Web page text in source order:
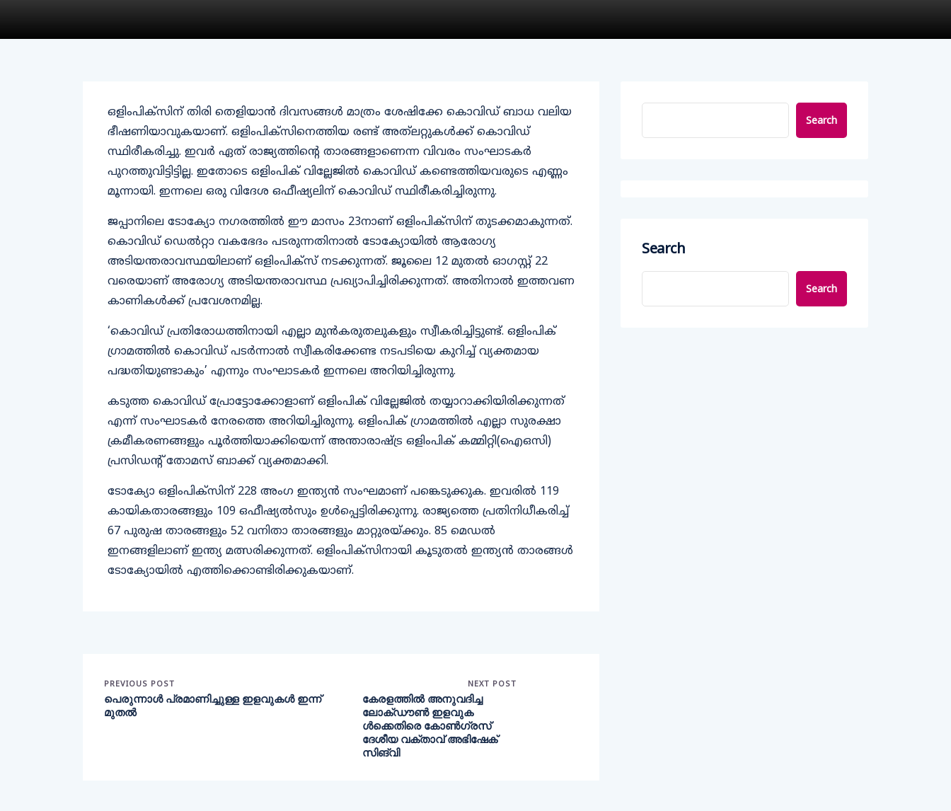
ഒളിംപിക്‌സിന് തിരി തെളിയാന്‍ ദിവസങ്ങള്‍ മാത്രം ശേഷിക്കേ കൊവിഡ് ബാധ വലിയ
ഭീഷണിയാവുകയാണ്. ഒളിംപിക്‌സിനെത്തിയ രണ്ട് അത്‌ലറ്റുകള്‍ക്ക് കൊവിഡ്
സ്ഥിരീകരിച്ചു. ഇവര്‍ ഏത് രാജ്യത്തിന്‍റെ താരങ്ങളാണെന്ന വിവരം സംഘാടകര്‍
പുറത്തുവിട്ടിട്ടില്ല. ഇതോടെ ഒളിംപിക്‌ വില്ലേജില്‍ കൊവിഡ് കണ്ടെത്തിയവരുടെ എണ്ണം
മൂന്നായി. ഇന്നലെ ഒരു വിദേശ ഒഫീഷ്യലിന് കൊവിഡ് സ്ഥിരീകരിച്ചിരുന്നു.
ജപ്പാനിലെ ടോക്യോ നഗരത്തില്‍ ഈ മാസം 23നാണ് ഒളിംപിക്‌സിന് തുടക്കമാകുന്നത്.
കൊവിഡ് ഡെല്‍റ്റാ വകഭേദം പടരുന്നതിനാല്‍ ടോക്യോയില്‍ ആരോഗ്യ
അടിയന്തരാവസ്ഥയിലാണ് ഒളിംപിക്‌സ് നടക്കുന്നത്. ജൂലൈ 12 മുതല്‍ ഓഗസ്റ്റ് 22
വരെയാണ് അരോഗ്യ അടിയന്തരാവസ്ഥ പ്രഖ്യാപിച്ചിരിക്കുന്നത്. അതിനാല്‍ ഇത്തവണ
കാണികള്‍ക്ക് പ്രവേശനമില്ല.
‘കൊവിഡ് പ്രതിരോധത്തിനായി എല്ലാ മുന്‍കരുതലുകളും സ്വീകരിച്ചിട്ടുണ്ട്. ഒളിംപിക്
ഗ്രാമത്തില്‍ കൊവിഡ് പടര്‍ന്നാല്‍ സ്വീകരിക്കേണ്ട നടപടിയെ കുറിച്ച് വ്യക്തമായ
പദ്ധതിയുണ്ടാകും’ എന്നും സംഘാടകര്‍ ഇന്നലെ അറിയിച്ചിരുന്നു.
കടുത്ത കൊവിഡ് പ്രോട്ടോക്കോളാണ് ഒളിംപിക് വില്ലേജില്‍ തയ്യാറാക്കിയിരിക്കുന്നത്
എന്ന് സംഘാടകര്‍ നേരത്തെ അറിയിച്ചിരുന്നു. ഒളിംപിക് ഗ്രാമത്തിൽ എല്ലാ സുരക്ഷാ
ക്രമീകരണങ്ങളും പൂർത്തിയാക്കിയെന്ന് അന്താരാഷ്‌ട്ര ഒളിംപിക് കമ്മിറ്റി(ഐഒസി)
പ്രസിഡന്റ് തോമസ് ബാക്ക് വ്യക്തമാക്കി.
ടോക്യോ ഒളിംപിക്‌സിന് 228 അംഗ ഇന്ത്യന്‍ സംഘമാണ് പങ്കെടുക്കുക. ഇവരില്‍ 119
കായികതാരങ്ങളും 109 ഒഫീഷ്യൽസും ഉള്‍പ്പെട്ടിരിക്കുന്നു. രാജ്യത്തെ പ്രതിനിധീകരിച്ച്
67 പുരുഷ താരങ്ങളും 52 വനിതാ താരങ്ങളും മാറ്റുരയ്‌ക്കും. 85 മെഡൽ
ഇനങ്ങളിലാണ് ഇന്ത്യ മത്സരിക്കുന്നത്. ഒളിംപിക്‌സിനായി കൂടുതൽ ഇന്ത്യന്‍ താരങ്ങള്‍
ടോക്യോയില്‍ എത്തിക്കൊണ്ടിരിക്കുകയാണ്.
PREVIOUS POST
പെരുന്നാൾ പ്രമാണിച്ചുള്ള ഇളവുകൾ ഇന്ന്
മുതൽ
NEXT POST
കേരളത്തിൽ അനുവദിച്ച
ലോക്ഡൗണ്‍ ഇളവുക
ള്‍ക്കെതിരെ കോണ്‍ഗ്രസ്
ദേശീയ വക്താവ് അഭിഷേക്
സിങ്‌വി
Search
Search
Search